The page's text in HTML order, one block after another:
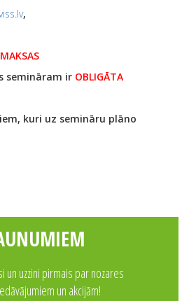
,
s semināram ir OBLIGĀTA
kuri uz semināru plāno
un uzzini pirmais par nozares
un akcijām!